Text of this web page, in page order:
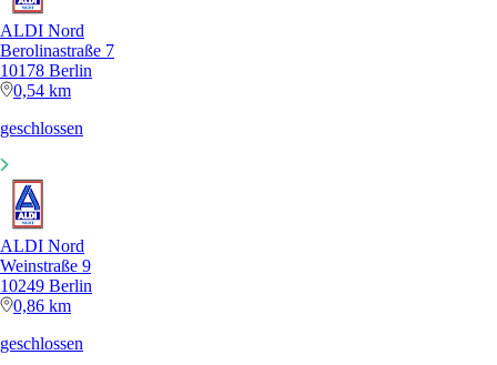
ALDI Nord
Berolinastraße 7
10178 Berlin
0,54 km
geschlossen
ALDI Nord
Weinstraße 9
10249 Berlin
0,86 km
geschlossen